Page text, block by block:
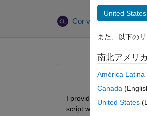
Cor van Leuken
I provide my students
script will not run
United States
また、以下の
南北アメリカ
América Latina
Canada
United States